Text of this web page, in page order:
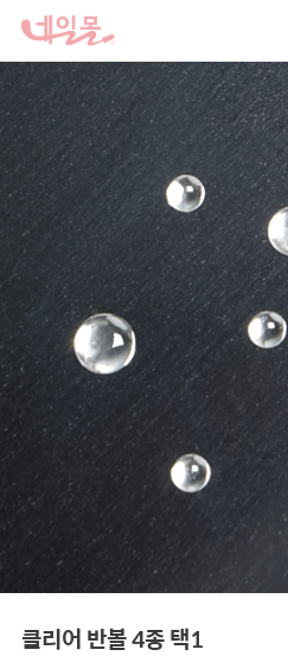
클리어 반볼 4종 택1